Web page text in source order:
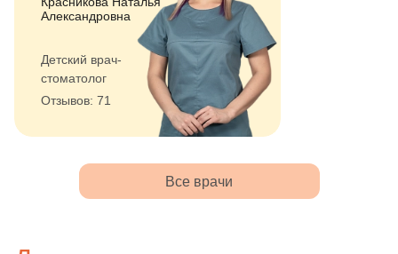
Александровна
Детский врач-
стоматолог
Отзывов: 71
Все врачи